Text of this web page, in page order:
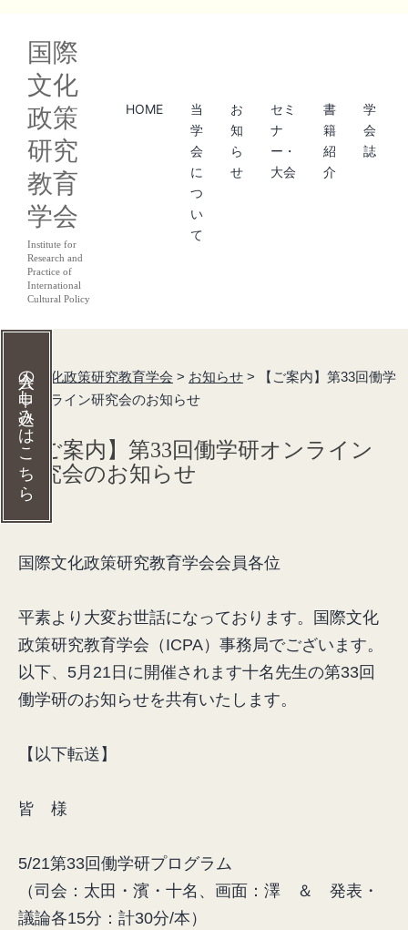
国際
文化
政策
研究
教育
学会
Institute for
Research and
Practice of
International
Cultural Policy
HOME
当
学
会
に
つ
い
て
お
知
ら
せ
セミ
ナ
ー・
大会
書
籍
紹
介
学
会
誌
入会の申し込みはこちら
国際文化政策研究教育学会 > お知らせ >
【ご案内】第33回働学
研オンライン研究会のお知らせ
【ご案内】第33回働学研オンライン
研究会のお知らせ
国際文化政策研究教育学会会員各位
平素より大変お世話になっております。国際文化
政策研究教育学会（ICPA）事務局でございます。
以下、5月21日に開催されます十名先生の第33回
働学研のお知らせを共有いたします。
【以下転送】
皆 様
5/21第33回働学研プログラム
（司会：太田・濱・十名、画面：澤 ＆ 発表・
議論各15分：計30分/本）